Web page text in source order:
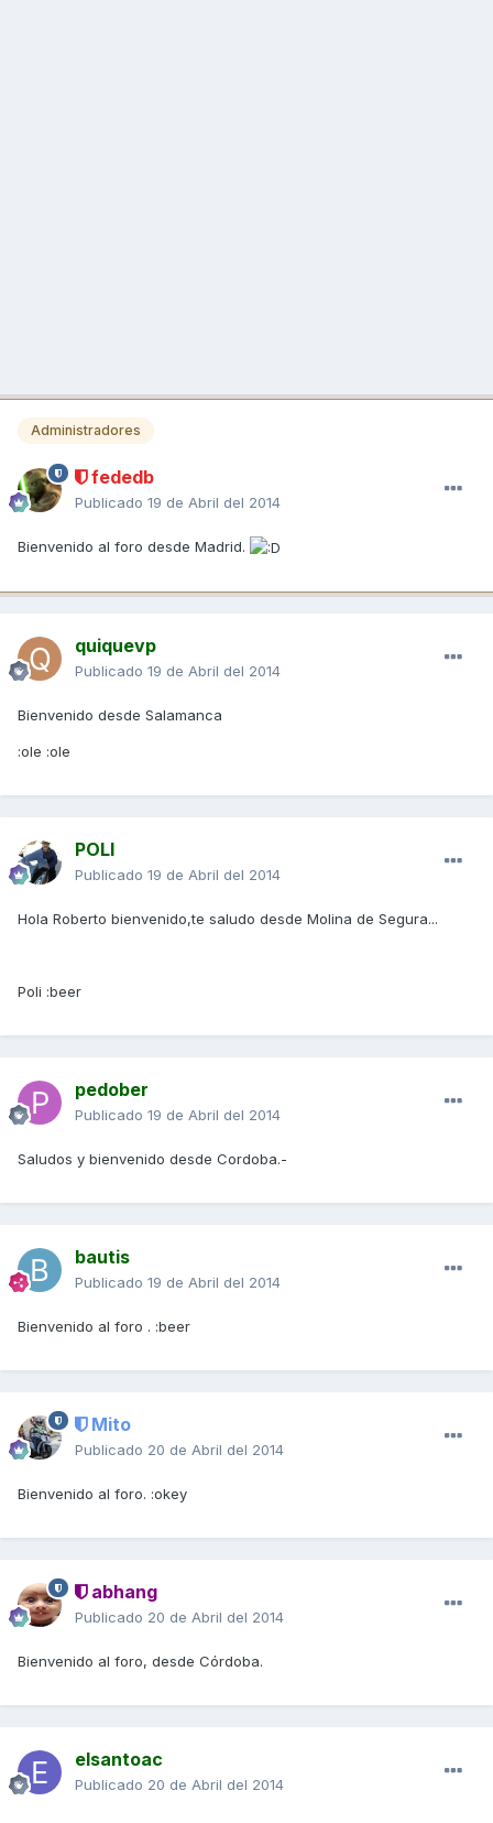
Administradores
fededb
Publicado 19 de Abril del 2014
Bienvenido al foro desde Madrid.
quiquevp
Publicado 19 de Abril del 2014
Bienvenido desde Salamanca
:ole :ole
POLI
Publicado 19 de Abril del 2014
Hola Roberto bienvenido,te saludo desde Molina de Segura...
Poli :beer
pedober
Publicado 19 de Abril del 2014
Saludos y bienvenido desde Cordoba.-
bautis
Publicado 19 de Abril del 2014
Bienvenido al foro . :beer
Mito
Publicado 20 de Abril del 2014
Bienvenido al foro. :okey
abhang
Publicado 20 de Abril del 2014
Bienvenido al foro, desde Córdoba.
elsantoac
Publicado 20 de Abril del 2014